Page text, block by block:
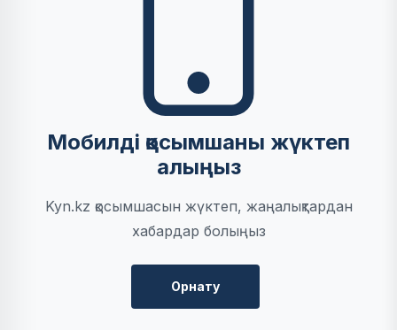
Мобилді қосымшаны жүктеп
алыңыз
Kyn.kz қосымшасын жүктеп, жаңалықтардан
хабардар болыңыз
Орнату